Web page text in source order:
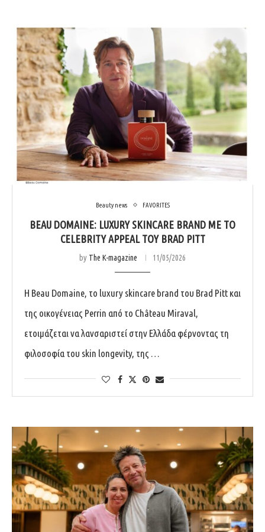
Beauty news FAVORITES
BEAU DOMAINE: LUXURY SKINCARE BRAND ΜΕ ΤΟ
CELEBRITY APPEAL ΤΟΥ BRAD PITT
by The K-magazine 11/05/2026
Η Beau Domaine, το luxury skincare brand του Brad Pitt και
της οικογένειας Perrin από το Château Miraval,
ετοιμάζεται να λανσαριστεί στην Ελλάδα φέρνοντας τη
φιλοσοφία του skin longevity, της …